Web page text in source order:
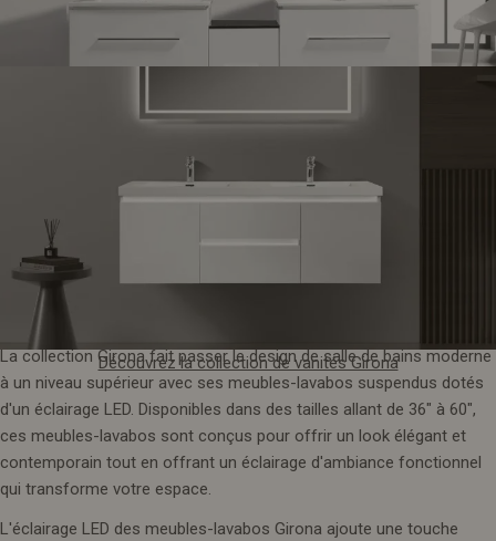
Découvrez la collection de vanités Girona
La collection Girona fait passer le design de salle de bains moderne
à un niveau supérieur avec ses meubles-lavabos suspendus dotés
d'un éclairage LED. Disponibles dans des tailles allant de 36" à 60",
ces meubles-lavabos sont conçus pour offrir un look élégant et
contemporain tout en offrant un éclairage d'ambiance fonctionnel
qui transforme votre espace.
L'éclairage LED des meubles-lavabos Girona ajoute une touche